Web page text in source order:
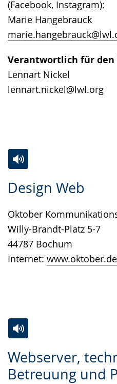
(Facebook, Instagram):
Marie Hangebrauck
Verantwortlich für den
Lennart Nickel
lennart.nickel@lwl.org
Design Web
Oktober
Willy-Brandt-Platz 5-7
44787 Bochum
Internet: www.oktober.de
Leichten
wechseln.
Audio-
Video
Deutscher
Gebärdensprache
wird
angezeigt.
Webserver,
Betreuung und
Leichten
Sprache
Audio-
Unterstützung.
Video
in